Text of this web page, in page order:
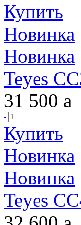
Купить
Новинка
Новинка
Teyes
31 500 a
-
Купить
Новинка
Новинка
Teyes